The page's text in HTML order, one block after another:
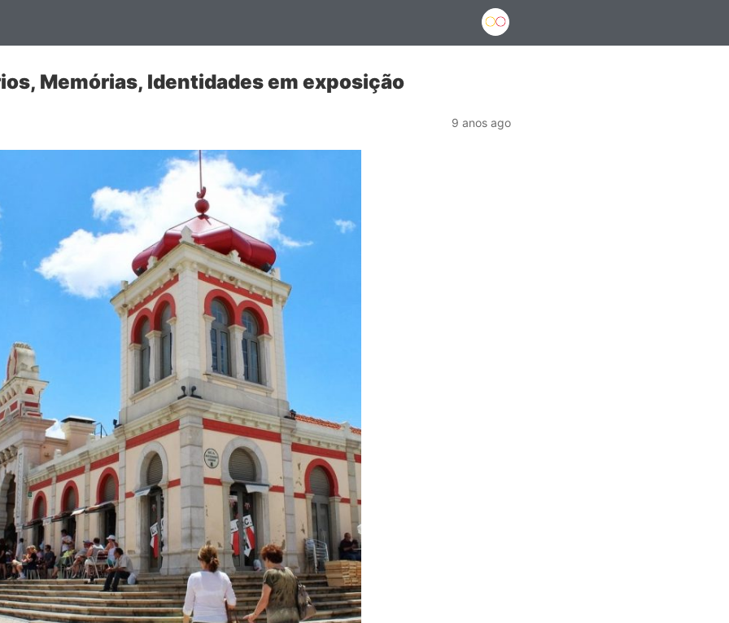
Memórias, Identidades em exposição
9 anos ago